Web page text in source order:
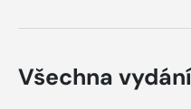
Všechna vydání